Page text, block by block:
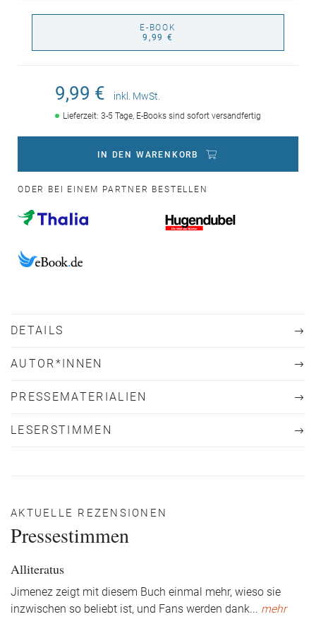
E-BOOK
9,99 €
9,99 € inkl. MwSt.
Lieferzeit: 3-5 Tage, E-Books sind sofort versandfertig
IN DEN WARENKORB
ODER BEI EINEM PARTNER BESTELLEN
DETAILS
AUTOR*INNEN
PRESSEMATERIALIEN
LESERSTIMMEN
AKTUELLE REZENSIONEN
Pressestimmen
Alliteratus
Jimenez zeigt mit diesem Buch einmal mehr, wieso sie
inzwischen so beliebt ist, und Fans werden dank... mehr